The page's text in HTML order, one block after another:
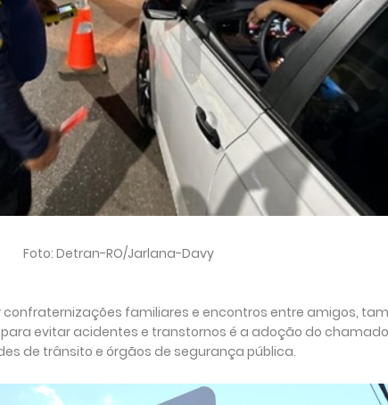
Foto: Detran-RO/Jarlana-Davy
familiares e encontros entre amigos,
evitar acidentes e transtornos é a adoção do chamado
de trânsito e órgãos de segurança pública.